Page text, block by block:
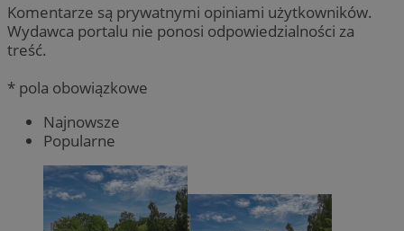
Komentarze są prywatnymi opiniami użytkowników.
Wydawca portalu nie ponosi odpowiedzialności za
treść.
* pola obowiązkowe
Najnowsze
Popularne